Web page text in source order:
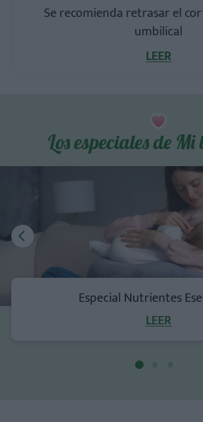
Los especiales de Mi
Especial Nutrientes
LEER
Se recomienda retrasar el
umbilical
LEER